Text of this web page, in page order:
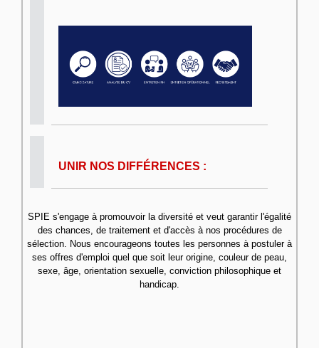
UNIR NOS DIFFÉRENCES :
SPIE s'engage à promouvoir la diversité et veut garantir l'égalité
des chances, de traitement et d'accès à nos procédures de
sélection. Nous encourageons toutes les personnes à postuler à
ses offres d'emploi quel que soit leur origine, couleur de peau,
sexe, âge, orientation sexuelle, conviction philosophique et
handicap.